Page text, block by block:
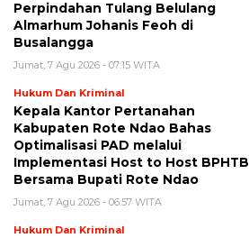
Perpindahan Tulang Belulang
Almarhum Johanis Feoh di
Busalangga
Jumat, 7 Agu 2026 - 07:15 WITA
Hukum Dan Kriminal
Kepala Kantor Pertanahan
Kabupaten Rote Ndao Bahas
Optimalisasi PAD melalui
Implementasi Host to Host BPHTB
Bersama Bupati Rote Ndao
Jumat, 7 Agu 2026 - 06:57 WITA
Hukum Dan Kriminal